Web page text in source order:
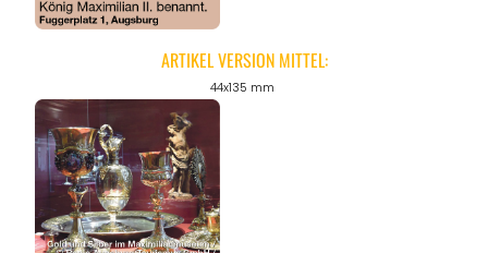
ARTIKEL VERSION MITTEL:
44x135 mm